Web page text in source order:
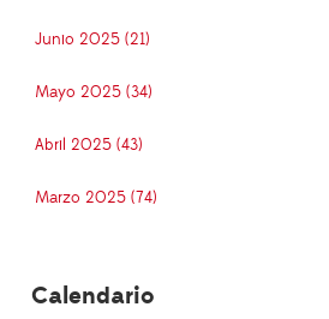
Junio 2025 (21)
Mayo 2025 (34)
Abril 2025 (43)
Marzo 2025 (74)
Calendario